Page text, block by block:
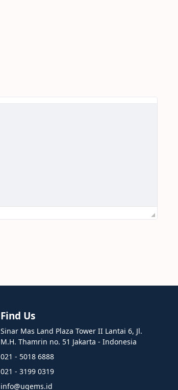
Find Us
Sinar Mas Land Plaza Tower II Lantai 6, Jl.
M.H. Thamrin no. 51 Jakarta - Indonesia
021 - 5018 6888
021 - 3199 0319
info@ugems.id